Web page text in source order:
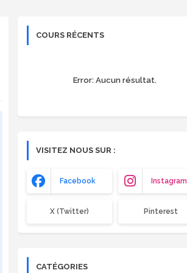
COURS RÉCENTS
Error: Aucun résultat.
VISITEZ NOUS SUR :
Facebook Instagram
X (Twitter) Pinterest
CATÉGORIES